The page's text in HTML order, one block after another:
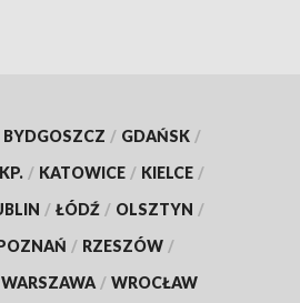
BYDGOSZCZ / GDAŃSK /
/ KATOWICE / KIELCE /
/ ŁÓDŹ / OLSZTYN /
/ RZESZÓW /
WARSZAWA / WROCŁAW